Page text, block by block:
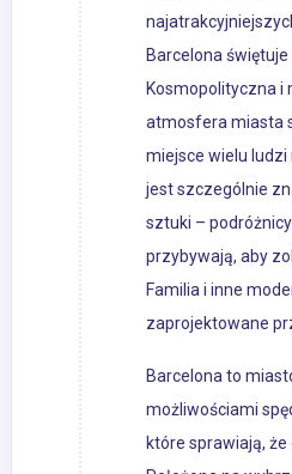
Barcelona
Kosmopolityczna i
atmosfera miasta
miejsce wielu ludzi
jest szczególnie
sztuki –
przybywają, aby
Familia i inne
zaprojektowane
Barcelona to
możliwościami
które sprawiają,